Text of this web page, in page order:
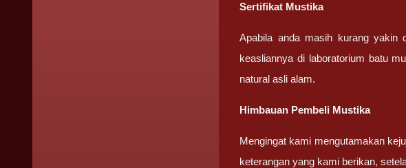
Sertifikat Mustika
Apabila anda masih kurang yakin
keasliannya di laboratorium batu
natural asli alam.
Himbauan Pembeli Mustika
Mengingat kami mengutamakan
keterangan yang kami berikan,